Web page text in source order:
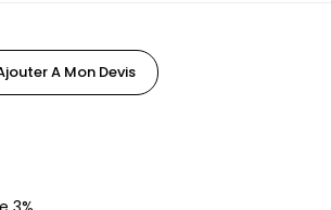
A Mon Devis